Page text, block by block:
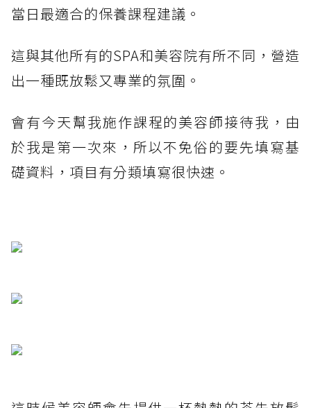
當日最適合的保養課程建議。
這與其他所有的SPA和美容院有所不同，營造
出一種既放鬆又專業的氛圍。
會有今天幫我施作課程的美容師接待我，由
於我是第一次來，所以不免俗的要先填寫基
礎資料，項目有分類填寫很快速。